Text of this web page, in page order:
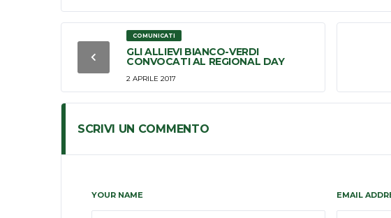
COMUNICATI
GLI ALLIEVI BIANCO-VERDI
CONVOCATI AL REGIONAL DAY
2 APRILE 2017
SCRIVI UN COMMENTO
YOUR NAME EMAIL